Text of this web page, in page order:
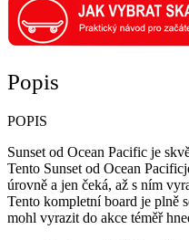
Popis
POPIS
Sunset od Ocean Pacific je
Tento Sunset od Ocean
úrovně a jen čeká, až s ním
Tento kompletní board je plně
mohl vyrazit do akce téměř